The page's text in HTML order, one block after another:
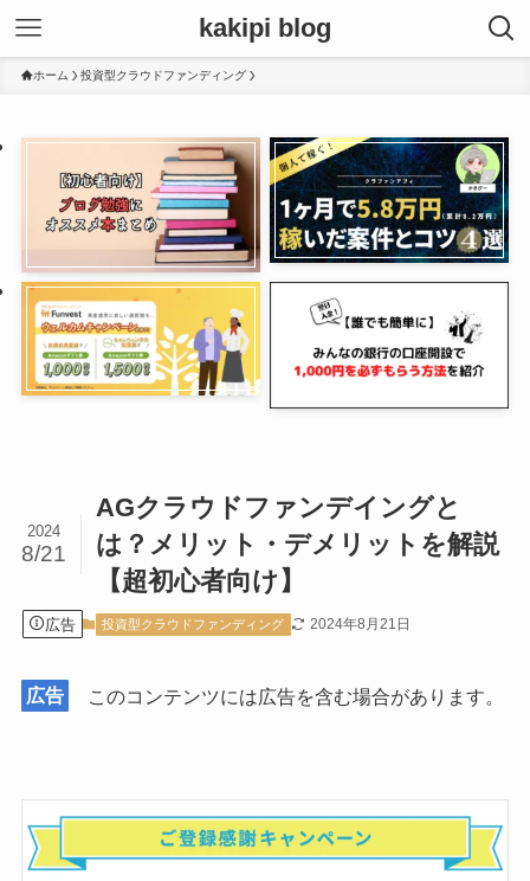
kakipi blog
ホーム 投資型クラウドファンディング
AGクラウドファンデイングと
は？メリット・デメリットを解説
【超初心者向け】
2024
8/21
広告 投資型クラウドファンディング 2024年8月21日
広告 このコンテンツには広告を含む場合があります。